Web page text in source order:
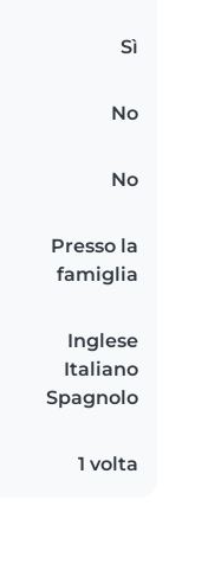
Sì
No
No
Presso la
famiglia
Inglese
Italiano
Spagnolo
1 volta